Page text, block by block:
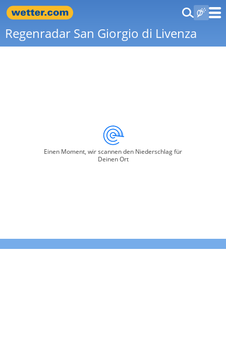
Regenradar San Giorgio di Livenza
Einen Moment, wir scannen den Niederschlag für
Deinen Ort